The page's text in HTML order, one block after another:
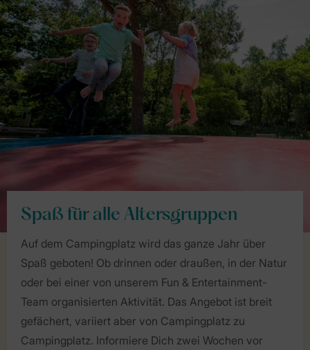
Spaß für alle Altersgruppen
Auf dem Campingplatz wird das ganze Jahr über
Spaß geboten! Ob drinnen oder draußen, in der Natur
oder bei einer von unserem Fun & Entertainment-
Team organisierten Aktivität. Das Angebot ist breit
gefächert, variiert aber von Campingplatz zu
Campingplatz. Informiere Dich zwei Wochen vor